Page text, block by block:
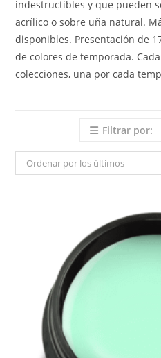
indestructibles y que pueden
acrílico o sobre uña natural.
disponibles. Presentación de
de colores de temporada.
colecciones, una por cada
Filtrar por:
Ordenar por los últimos